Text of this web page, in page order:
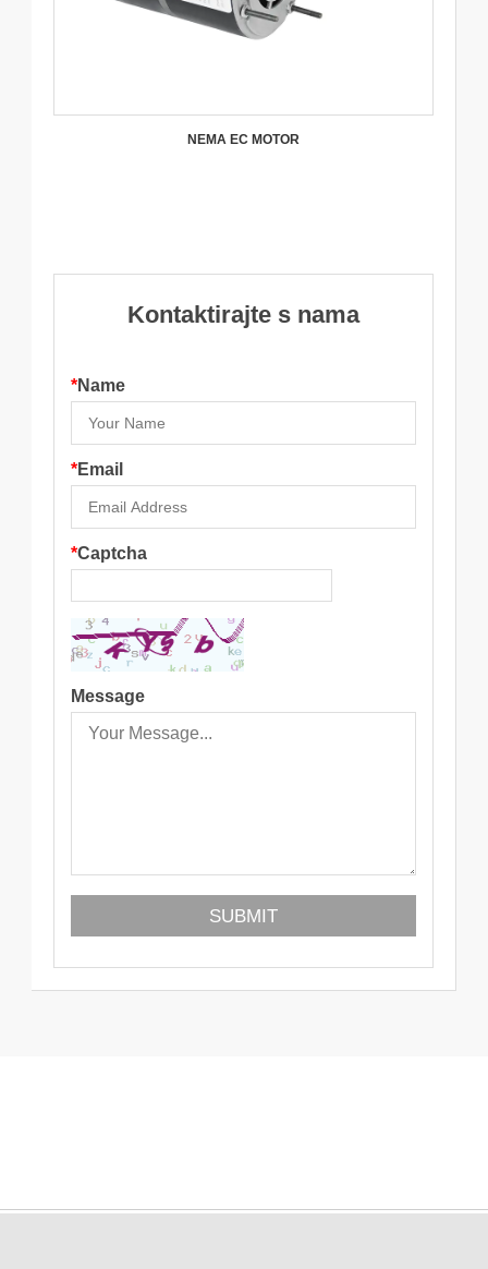
NEMA EC MOTOR
Kontaktirajte s nama
*Name
*Email
*Captcha
Message